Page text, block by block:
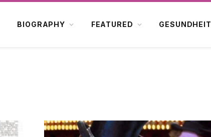
BIOGRAPHY FEATURED GESUNDHEIT